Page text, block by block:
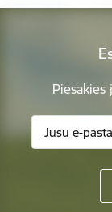
Piesakies